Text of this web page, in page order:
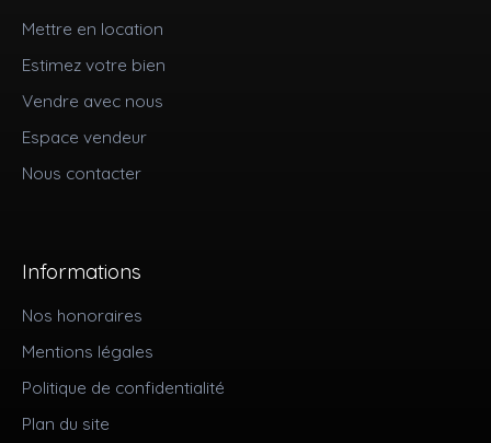
Mettre en location
Estimez votre bien
Vendre avec nous
Espace vendeur
Nous contacter
Informations
Nos honoraires
Mentions légales
Politique de confidentialité
Plan du site